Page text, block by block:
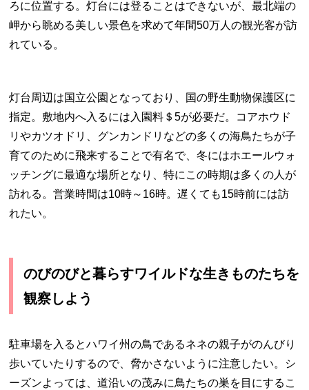
ろに位置する。灯台には登ることはできないが、最北端の
岬から眺める美しい景色を求めて年間50万人の観光客が訪
れている。
灯台周辺は国立公園となっており、国の野生動物保護区に
指定。敷地内へ入るには入園料＄5が必要だ。コアホウド
リやカツオドリ、グンカンドリなどの多くの海鳥たちが子
育てのために飛来することで有名で、冬にはホエールウォ
ッチングに最適な場所となり、特にこの時期は多くの人が
訪れる。営業時間は10時～16時。遅くても15時前には訪
れたい。
のびのびと暮らすワイルドな生きものたちを
観察しよう
駐車場を入るとハワイ州の鳥であるネネの親子がのんびり
歩いていたりするので、脅かさないように注意したい。シ
ーズンよっては、道沿いの茂みに鳥たちの巣を目にするこ